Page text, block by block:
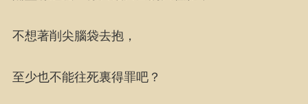
不想著削尖腦袋去抱，
至少也不能往死裏得罪吧？